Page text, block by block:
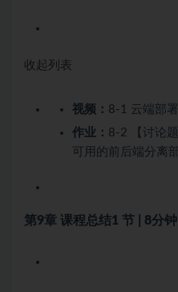
收起列表
视频： 8-1 云端部
作业： 8-2 【讨论
可用的前后端分离
第9章 课程总结1 节 | 8分钟